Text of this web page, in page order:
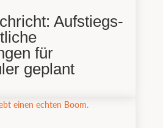
Aufstiegs-
für
geplant